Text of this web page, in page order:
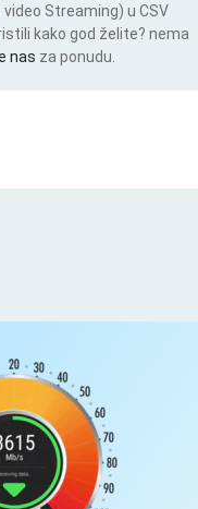
Streaming) u CSV
kako god želite? nema
nas za ponudu.